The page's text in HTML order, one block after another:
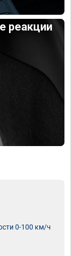
реакции
0-100 км/ч